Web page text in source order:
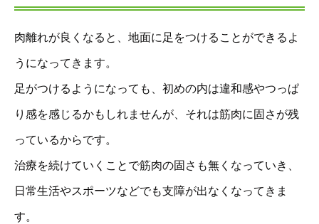
肉離れが良くなると、地面に足をつけることができるよ
うになってきます。
足がつけるようになっても、初めの内は違和感やつっぱ
り感を感じるかもしれませんが、それは筋肉に固さが残
っているからです。
治療を続けていくことで筋肉の固さも無くなっていき、
日常生活やスポーツなどでも支障が出なくなってきま
す。